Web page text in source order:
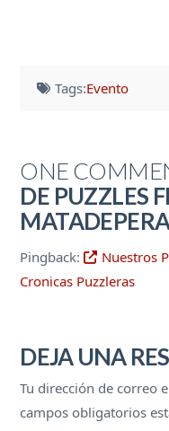
Tags:Evento
ONE
DE PUZZLES
Pingback:
Nuestros
Cronicas Puzzleras
DEJA UNA
Tu dirección de correo
campos obligatorios